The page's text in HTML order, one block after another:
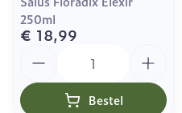
250ml
€ 18,99
Bestel